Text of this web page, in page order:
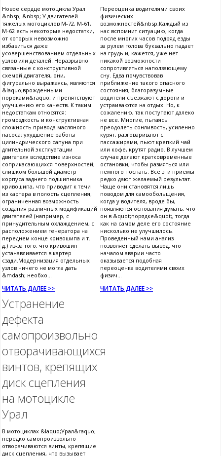
Новое сердце мотоцикла Урал
&nbsp; &nbsp; У двигателей
тяжелых мотоциклов М-72, М-61,
М-62 есть некоторые недостатки,
от которых невозможно
избавиться даже
усовершенствованием отдельных
узлов или деталей. Неразрывно
связанные с конструктивной
схемой двигателя, они,
фигурально выражаясь, являются
&laquo;врожденными
пороками&raquo; и препятствуют
улучшению его качеств. К таким
недостаткам относятся:
громоздкость и конструктивная
сложность привода масляного
насоса; ухудшение работы
цилиндрического сапуна при
длительной эксплуатации
двигателя вследствие износа
соприкасающихся поверхностей;
слишком большой диаметр
корпуса заднего подшипника
кривошипа, что приводит к течи
из картера в полость сцепления;
ограниченная возможность
создания различных модификаций
двигателей (например, с
принудительным охлаждением, с
расположением генератора на
переднем конце кривошипа и т.
д.) из-за того, что кривошип
устанавливается в картер
сзади.Модернизация отдельных
узлов ничего не могла дать
&mdash; необхо...
ЧИТАТЬ ДАЛЕЕ >>
Переоценка водителями своих
физических
возможностей&nbsp;Каждый из
нас вспомнит ситуацию, когда
после многих часов подряд езды
за рулем голова буквально падает
на грудь и, кажется, уже нет
никакой возможности
сопротивляться наползающему
сну. Едва почувствовав
приближение такого опасного
состояния, благоразумные
водители съезжают с дороги и
устраиваются на отдых. Но, к
сожалению, так поступают далеко
не все. Многие, пытаясь
преодолеть сонливость, усиленно
курят, разговаривают с
пассажирами, пьют крепкий чай
или кофе, крутят радио. В лучшем
случае делают кратковременные
остановки, чтобы размяться или
немного поспать. Все эти приемы
редко дают желаемый результат.
Чаще они становятся лишь
поводом для самообольщения,
когда у водителя, вроде бы,
появляются основания думать, что
он в &quot;порядке&quot;, тогда
как на самом деле его состояние
нисколько не улучшилось.
Проведенный нами анализ
позволяет сделать вывод, что
началом аварии часто
оказывается подобная
переоценка водителями своих
физич...
ЧИТАТЬ ДАЛЕЕ >>
Устранение
дефекта
самопроизвольно
отворачивающихся
винтов, крепящих
диск сцепления
на мотоцикле
Урал
В мотоциклах &laquo;Урал&raquo;
нередко самопроизвольно
отворачиваются винты, крепящие
диск сцепления, что вызывает